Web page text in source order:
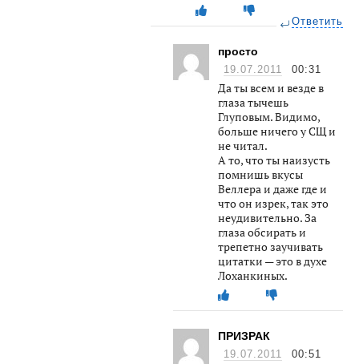
Ответить
просто
19.07.2011 00:31
Да ты всем и везде в
глаза тычешь
Глуповым. Видимо,
больше ничего у СЩ и
не читал.
А то, что ты наизусть
помнишь вкусы
Веллера и даже где и
что он изрек, так это
неудивительно. За
глаза обсирать и
трепетно заучивать
цитатки — это в духе
Лоханкиных.
ПРИЗРАК
19.07.2011 00:51